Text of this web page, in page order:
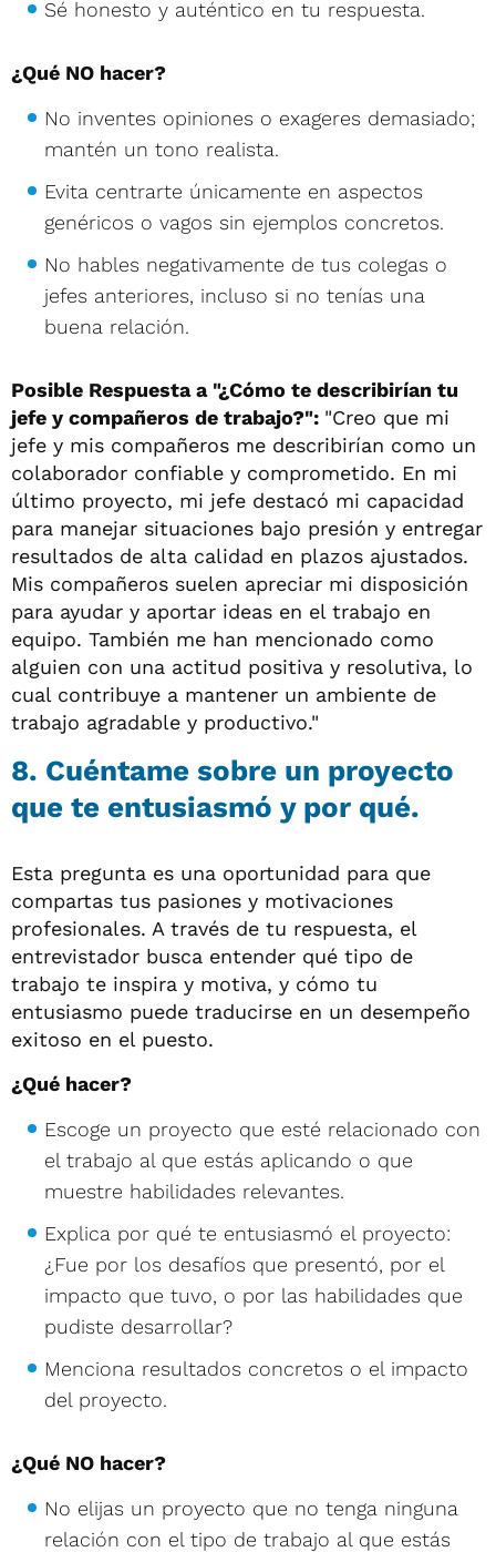
Sé honesto y auténtico en tu respuesta.
¿Qué NO hacer?
No inventes opiniones o exageres demasiado;
mantén un tono realista.
Evita centrarte únicamente en aspectos
genéricos o vagos sin ejemplos concretos.
No hables negativamente de tus colegas o
jefes anteriores, incluso si no tenías una
buena relación.
Posible Respuesta a "¿Cómo te describirían tu
jefe y compañeros de trabajo?": "Creo que mi
jefe y mis compañeros me describirían como un
colaborador confiable y comprometido. En mi
último proyecto, mi jefe destacó mi capacidad
para manejar situaciones bajo presión y entregar
resultados de alta calidad en plazos ajustados.
Mis compañeros suelen apreciar mi disposición
para ayudar y aportar ideas en el trabajo en
equipo. También me han mencionado como
alguien con una actitud positiva y resolutiva, lo
cual contribuye a mantener un ambiente de
trabajo agradable y productivo."
8. Cuéntame sobre un proyecto
que te entusiasmó y por qué.
Esta pregunta es una oportunidad para que
compartas tus pasiones y motivaciones
profesionales. A través de tu respuesta, el
entrevistador busca entender qué tipo de
trabajo te inspira y motiva, y cómo tu
entusiasmo puede traducirse en un desempeño
exitoso en el puesto.
¿Qué hacer?
Escoge un proyecto que esté relacionado con
el trabajo al que estás aplicando o que
muestre habilidades relevantes.
Explica por qué te entusiasmó el proyecto:
¿Fue por los desafíos que presentó, por el
impacto que tuvo, o por las habilidades que
pudiste desarrollar?
Menciona resultados concretos o el impacto
del proyecto.
¿Qué NO hacer?
No elijas un proyecto que no tenga ninguna
relación con el tipo de trabajo al que estás